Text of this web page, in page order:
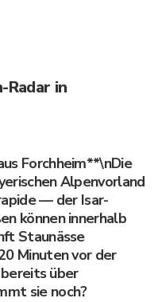
Radar in
Forchheim**\nDie
Alpenvorland
— der Isar-
können innerhalb
Staunässe
Minuten vor der
über
sie noch?